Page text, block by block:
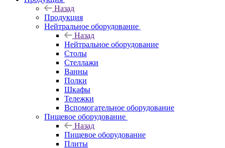
Назад
Продукция
Нейтральное оборудование
Назад
Нейтральное оборудование
Столы
Стеллажи
Ванны
Полки
Шкафы
Тележки
Вспомогательное оборудование
Пищевое оборудование
Назад
Пищевое оборудование
Плиты